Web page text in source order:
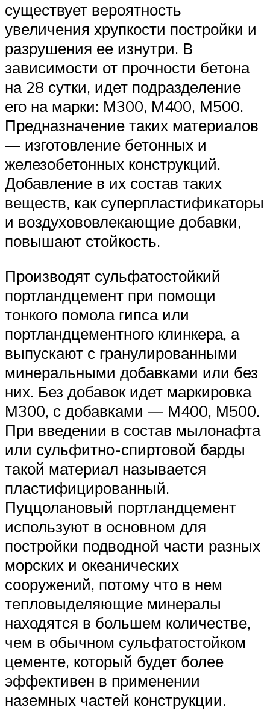
существует вероятность
увеличения хрупкости постройки и
разрушения ее изнутри. В
зависимости от прочности бетона
на 28 сутки, идет подразделение
его на марки: М300, М400, М500.
Предназначение таких материалов
— изготовление бетонных и
железобетонных конструкций.
Добавление в их состав таких
веществ, как суперпластификаторы
и воздухововлекающие добавки,
повышают стойкость.
Производят сульфатостойкий
портландцемент при помощи
тонкого помола гипса или
портландцементного клинкера, а
выпускают с гранулированными
минеральными добавками или без
них. Без добавок идет маркировка
М300, с добавками — М400, М500.
При введении в состав мылонафта
или сульфитно-спиртовой барды
такой материал называется
пластифицированный.
Пуццолановый портландцемент
используют в основном для
постройки подводной части разных
морских и океанических
сооружений, потому что в нем
тепловыделяющие минералы
находятся в большем количестве,
чем в обычном сульфатостойком
цементе, который будет более
эффективен в применении
наземных частей конструкции.